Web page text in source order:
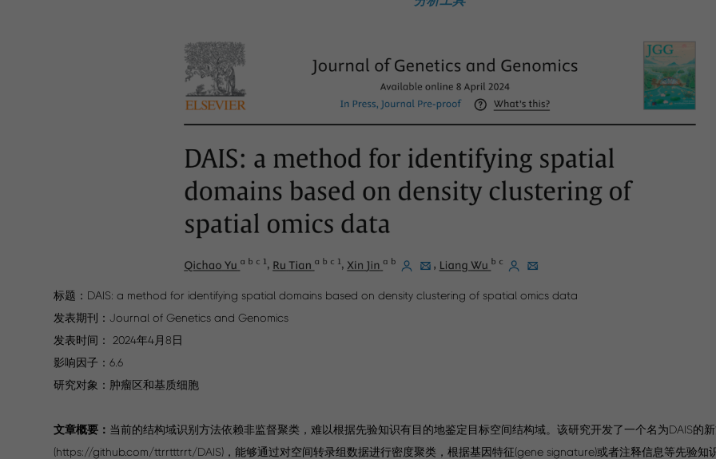
标题：DAIS: a method for identifying spatial domains based on density clustering of spatial omics data
发表期刊：Journal of Genetics and Genomics
发表时间： 2024年4月8日
影响因子：6.6
研究对象：肿瘤区和基质细胞
文章概要： 当前的结构域识别方法依赖非监督聚类，难以根据先验知识有目的地鉴定目标空间结构域。该研究开发了一个名为DAIS的
(https://github.com/ttrrtttrrt/DAIS)，能够通过对空间转录组数据进行密度聚类，根据基因特征(gene signature)或者注释信息等先验知